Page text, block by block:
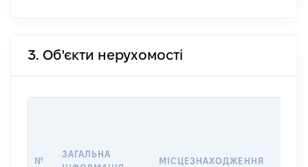
3. Об'єкти нерухомості
№
ЗАГАЛЬНА
МІСЦЕЗНАХОДЖЕННЯ